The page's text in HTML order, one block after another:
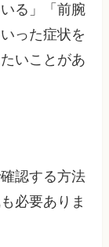
る」「前腕
った症状を
いことがあ
認する方法
必要ありま